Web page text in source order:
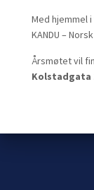
Med hjemmel
KANDU –
Årsmøtet vil
Kolstadgata